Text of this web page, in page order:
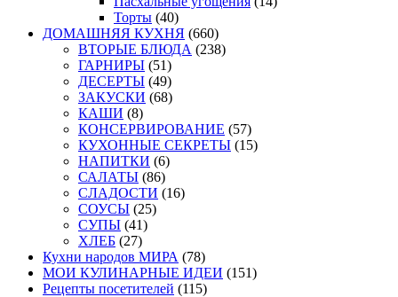
Торты (40)
ДОМАШНЯЯ КУХНЯ (660)
ВТОРЫЕ БЛЮДА (238)
ГАРНИРЫ (51)
ДЕСЕРТЫ (49)
ЗАКУСКИ (68)
КАШИ (8)
КОНСЕРВИРОВАНИЕ (57)
КУХОННЫЕ СЕКРЕТЫ (15)
НАПИТКИ (6)
САЛАТЫ (86)
СЛАДОСТИ (16)
СОУСЫ (25)
СУПЫ (41)
ХЛЕБ (27)
Кухни народов МИРА (78)
МОИ КУЛИНАРНЫЕ ИДЕИ (151)
Рецепты посетителей (115)